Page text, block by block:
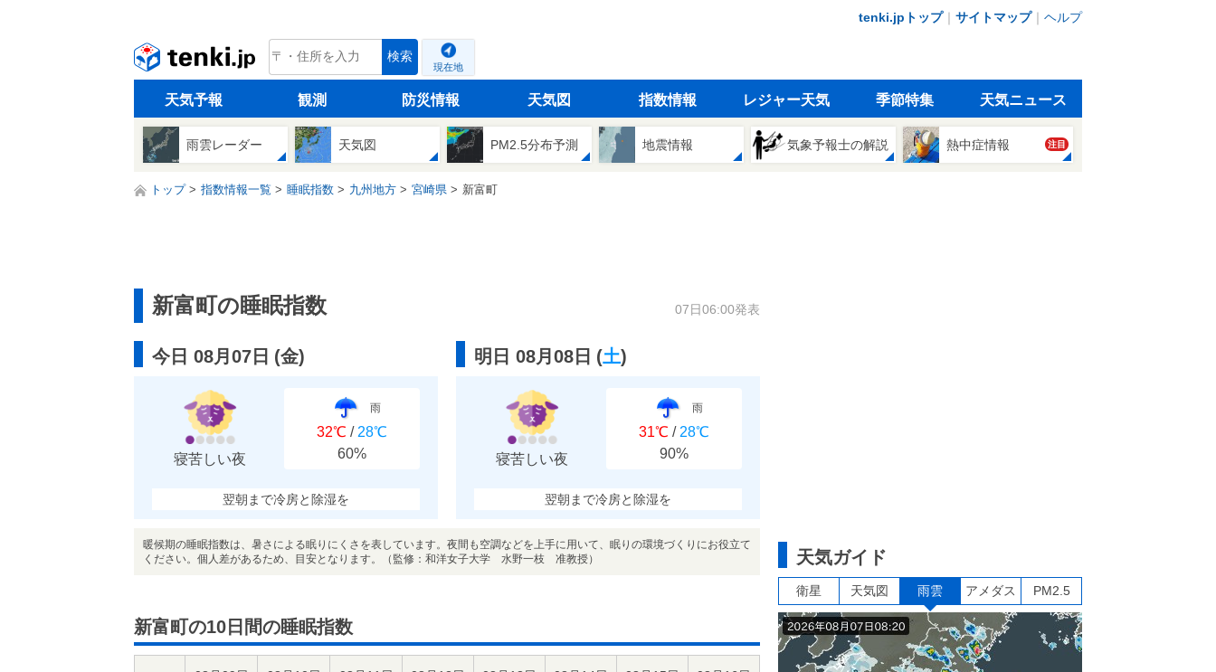
tenki.jpトップ｜ サイトマップ｜ ヘルプ
tenki.jp 検索
現在地
天気予報 観測 防災情報 天気図 指数情報 レジャー天気 季節特集 天気ニュース
雨雲レーダー 天気図 PM2.5分布予測 地震情報 気象予報士の解説 熱中症情報 注目
トップ 指数情報一覧 睡眠指数 九州地方 宮崎県 新富町
新富町の睡眠指数 07日06:00発表
今日 08月07日 (金)
寝苦しい夜
雨
32℃ / 28℃
60%
翌朝まで冷房と除湿を
明日 08月08日 (土)
寝苦しい夜
雨
31℃ / 28℃
90%
翌朝まで冷房と除湿を
暖候期の睡眠指数は、暑さによる眠りにくさを表しています。夜間も空調などを上手に用いて、眠りの環境づくりにお役立て
ください。個人差があるため、目安となります。（監修：和洋女子大学 水野一枝 准教授）
新富町の10日間の睡眠指数
天気ガイド
衛星 天気図 雨雲 アメダス PM2.5